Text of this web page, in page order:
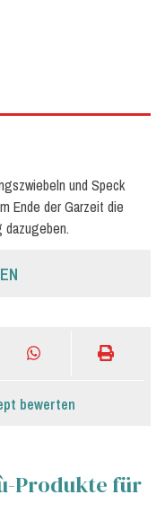
und Speck
Ende der Garzeit die
bewerten
Produkte für